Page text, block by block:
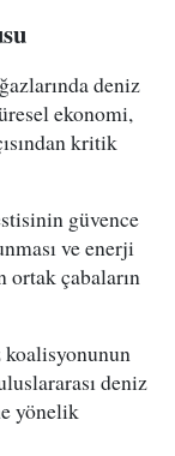
deniz
ekonomi,
kritik
güvence
ve enerji
ortak çabaların
koalisyonunun
deniz
yönelik